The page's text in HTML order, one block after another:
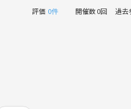
評価 0件 開催数 0回 過去